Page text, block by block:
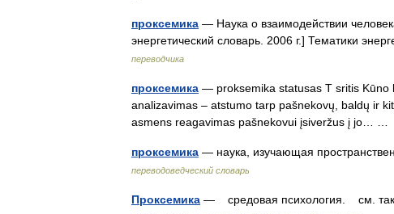
проксемика — Наука о взаимодействии
энергетический словарь. 2006 г.] Тематики
переводчика
проксемика — proksemika statusas T sritis Kūno
analizavimas – atstumo tarp pašnekovų, baldų ir
asmens reagavimas pašnekovui įsiveržus į jo… …
проксемика — наука, изучающая
переводоведческий словарь
Проксемика — средовая психология. см.